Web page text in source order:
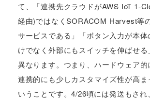
て、「連携先クラウドがAWS IoT 1-
経由)ではなくSORACOM Harvest等
サービスである」「ボタン入力が本
けでなく外部にもスイッチを伸ばせ
異なります。つまり、ハードウェア的
連携的にも少しカスタマイズ性が高ま
いうことです。4/26頃には発送もされ